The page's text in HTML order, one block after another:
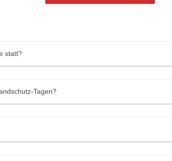
statt?
Tagen?